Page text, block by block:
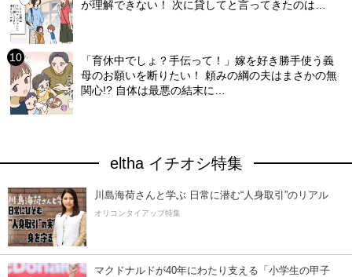
が理解できない！ 次に貸してと言ってきたのは…
「育休中でしょ？手伝って！」嫁を好き勝手使う義
母のお願いを断りたい！ 頼みの綱の夫はまさかの無
関心!? 自体は最悪の結末に…
eltha イチオシ特集
川島海荷さんと学ぶ 日常に潜む“人身取引”のリアル
オリコンタイアップ特集
マクドナルドが40年にわたり支える「小学生の甲子